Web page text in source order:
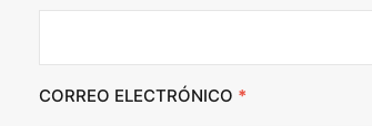
CORREO ELECTRÓNICO *